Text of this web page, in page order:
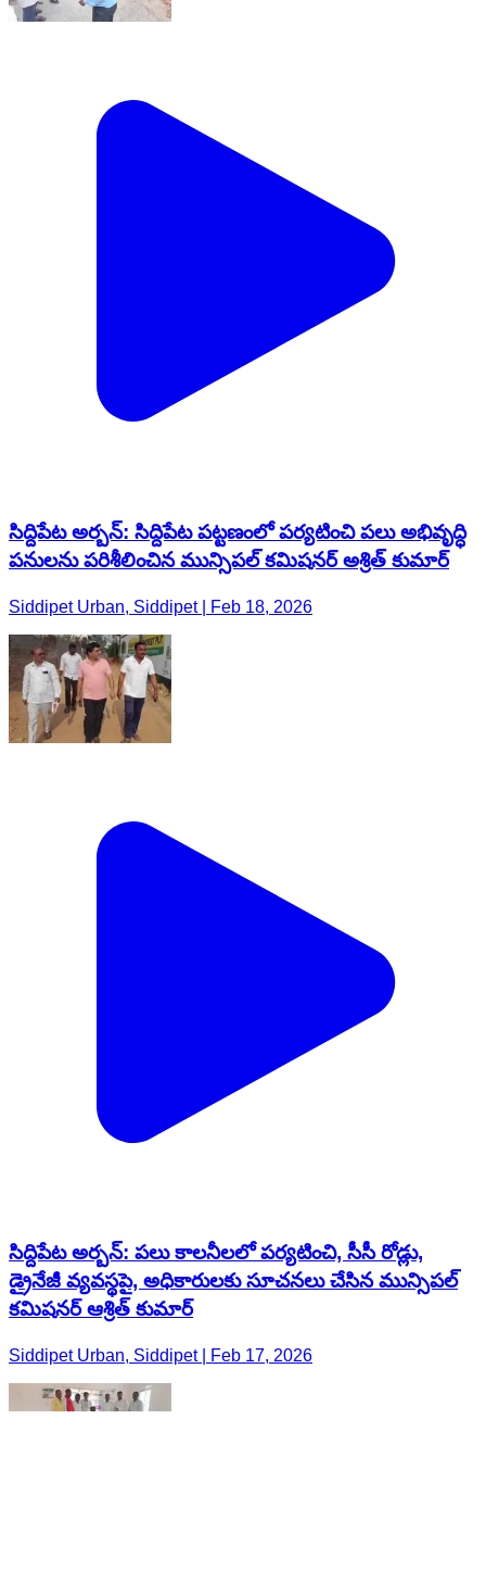
సిద్దిపేట అర్బన్: సిద్దిపేట పట్టణంలో పర్యటించి పలు అభివృద్ధి
పనులను పరిశీలించిన మున్సిపల్ కమిషనర్ అశ్రిత్ కుమార్
Siddipet Urban, Siddipet | Feb 18, 2026
సిద్దిపేట అర్బన్: పలు కాలనీలలో పర్యటించి, సీసీ రోడ్లు,
డ్రైనేజీ వ్యవస్థపై, అధికారులకు సూచనలు చేసిన మున్సిపల్
కమిషనర్ ఆశ్రిత్ కుమార్
Siddipet Urban, Siddipet | Feb 17, 2026